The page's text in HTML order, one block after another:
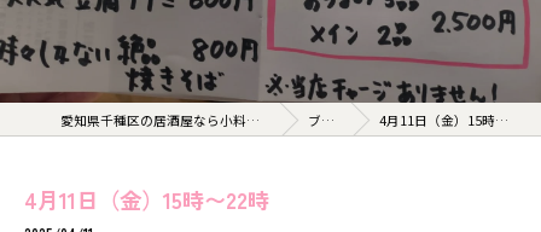
愛知県千種区の居酒屋なら小料理 久 KYU ブログ 4月11日（金）15時〜22時
4月11日（金）15時〜22時